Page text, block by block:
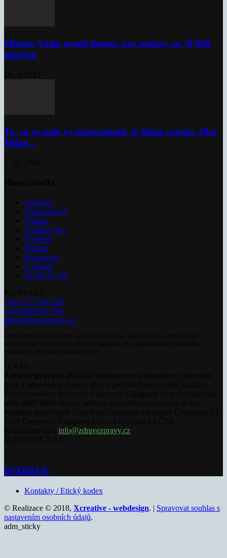
Ministr Válek ocenil domov pro seniory za 70 000
měsíčně
To, co se stalo ve stomatologii, je šílená ostuda, říká
Milan...
Aktuality
Zdravotnictví
Politika
Sociální věci
Pojištění
Pharma
Rozhovory
E-Health
Ke kávě i čaji
+420 777 264 528
+420 606 831 394
info@zdravezpravy.cz
info@zdravezpravy.cz
INZERCE
Kontakty / Etický kodex
© Realizace © 2018, Xcreative - webdesign. | Spravovat souhlas s
nastavením osobních údajů.
adm_sticky